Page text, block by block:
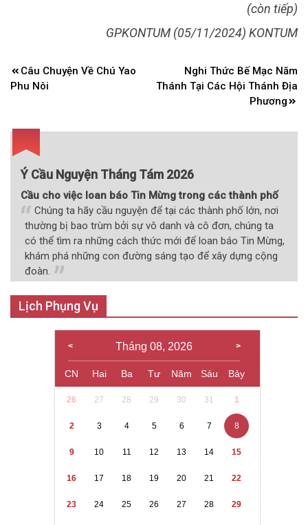
(còn tiếp)
GPKONTUM (05/11/2024) KONTUM
Điều
hướng
Câu Chuyện Về Chú Yao
Phu Nôi
Nghi Thức Bế Mạc Năm
Thánh Tại Các Hội Thánh Địa
Phương
Ý Cầu Nguyện Tháng Tám 2026
Cầu cho việc loan báo Tin Mừng trong các thành phố
Chúng ta hãy cầu nguyện để tại các thành phố lớn, nơi
thường bị bao trùm bởi sự vô danh và cô đơn, chúng ta
có thể tìm ra những cách thức mới để loan báo Tin Mừng,
khám phá những con đường sáng tạo để xây dựng cộng
đoàn.
Lịch Phụng Vụ
Tháng 08, 2026
CN Hai Ba Tư Năm Sáu Bảy
26 27 28 29 30 31 1
2 3 4 5 6 7 8
9 10 11 12 13 14 15
16 17 18 19 20 21 22
23 24 25 26 27 28 29